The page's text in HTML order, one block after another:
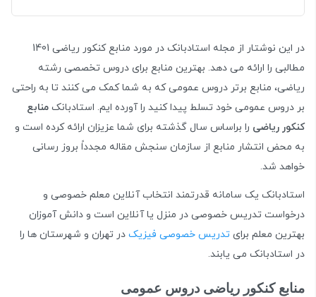
در این نوشتار از مجله استادبانک در مورد منابع کنکور ریاضی 1401
مطالبی را ارائه می دهد. بهترین منابع برای دروس تخصصی رشته
ریاضی، منابع برتر دروس عمومی که به شما کمک می کنند تا به راحتی
بر دروس عمومی خود تسلط پیدا کنید را آورده ایم. استادبانک منابع
کنکور ریاضی را براساس سال گذشته برای شما عزیزان ارائه کرده است و
به محض انتشار منابع از سازمان سنجش مقاله مجدداً بروز رسانی
خواهد شد.
استادبانک یک سامانه قدرتمند انتخاب آنلاین معلم خصوصی و
درخواست تدریس خصوصی در منزل یا آنلاین است و دانش آموزان
بهترین معلم برای تدریس خصوصی فیزیک در تهران و شهرستان ها را
در استادبانک می یابند.
منابع کنکور ریاضی دروس عمومی